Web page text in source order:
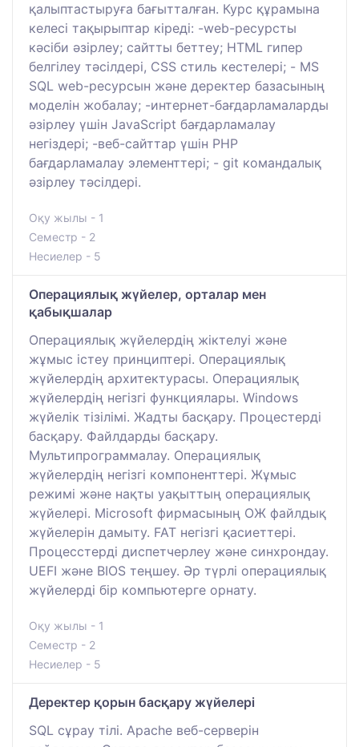
қалыптастыруға бағытталған. Курс құрамына
келесі тақырыптар кіреді: -web-ресурсты
кәсіби әзірлеу; сайтты беттеу; HTML гипер
белгілеу тәсілдері, CSS стиль кестелері; - MS
SQL web-ресурсын және деректер базасының
моделін жобалау; -интернет-бағдарламаларды
әзірлеу үшін JavaScript бағдарламалау
негіздері; -веб-сайттар үшін PHP
бағдарламалау элементтері; - git командалық
әзірлеу тәсілдері.
Оқу жылы - 1
Семестр - 2
Несиелер - 5
Операциялық жүйелер, орталар мен
қабықшалар
Операциялық жүйелердің жіктелуі және
жұмыс істеу принциптері. Операциялық
жүйелердің архитектурасы. Операциялық
жүйелердің негізгі функциялары. Windows
жүйелік тізілімі. Жадты басқару. Процестерді
басқару. Файлдарды басқару.
Мультипрограммалау. Операциялық
жүйелердің негізгі компоненттері. Жұмыс
режимі және нақты уақыттың операциялық
жүйелері. Microsoft фирмасының ОЖ файлдық
жүйелерін дамыту. FAT негізгі қасиеттері.
Процесстерді диспетчерлеу және синхрондау.
UEFI және BIOS теңшеу. Әр түрлі операциялық
жүйелерді бір компьютерге орнату.
Оқу жылы - 1
Семестр - 2
Несиелер - 5
Деректер қорын басқару жүйелері
SQL сұрау тілі. Apache веб-серверін